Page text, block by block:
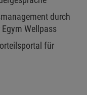
durch
Wellpass
für